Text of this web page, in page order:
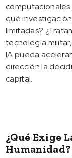
computacionales
qué
limitadas?
tecnología
IA pueda
dirección la
capital.
¿Qué Exige
Humanidad?